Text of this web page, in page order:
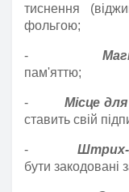
тиснення
фольгою;
-
пам'яттю;
- Місце для
ставить свій
- Штрих-
бути закодовані